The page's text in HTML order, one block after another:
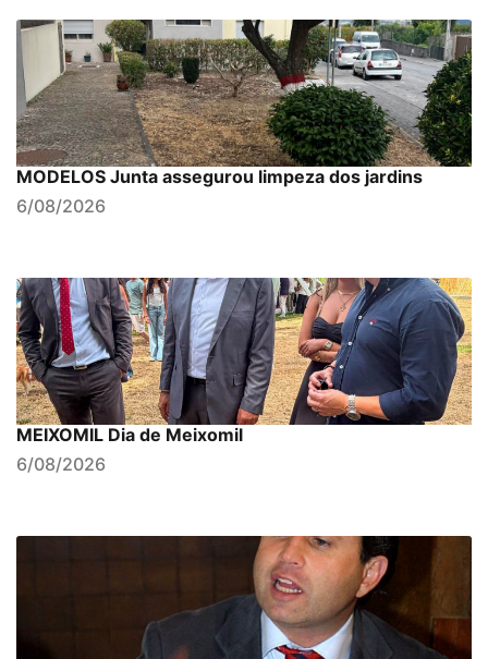
MODELOS Junta assegurou limpeza dos jardins
6/08/2026
MEIXOMIL Dia de Meixomil
6/08/2026